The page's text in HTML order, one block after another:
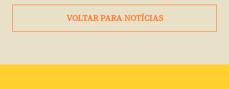
VOLTAR PARA NOTÍCIAS